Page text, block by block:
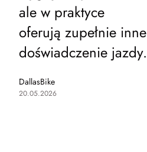
ale w praktyce
oferują zupełnie inne
doświadczenie jazdy.
DallasBike
20.05.2026